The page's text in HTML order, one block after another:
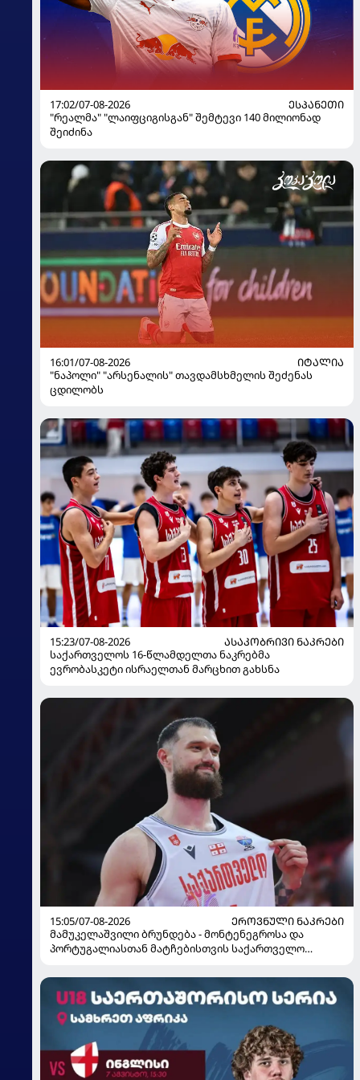
17:02/07-08-2026
ᲔᲡᲞᲐᲜᲔᲗᲘ
"რეალმა" "ლაიფციგისგან" შემტევი 140 მილიონად
შეიძინა
16:01/07-08-2026
ᲘᲢᲐᲚᲘᲐ
"ნაპოლი" "არსენალის" თავდამსხმელის შეძენას
ცდილობს
15:23/07-08-2026
ᲐᲡᲐᲙᲝᲑᲠᲘᲕᲘ ᲜᲐᲙᲠᲔᲑᲘ
საქართველოს 16-წლამდელთა ნაკრებმა
ევრობასკეტი ისრაელთან მარცხით გახსნა
15:05/07-08-2026
ᲔᲠᲝᲕᲜᲣᲚᲘ ᲜᲐᲙᲠᲔᲑᲘ
მამუკელაშვილი ბრუნდება - მონტენეგროსა და
პორტუგალიასთან მატჩებისთვის საქართველო